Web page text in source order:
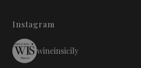
Instagram
wineinsicily